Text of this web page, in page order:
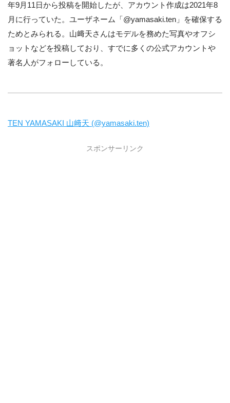
年9月11日から投稿を開始したが、アカウント作成は2021年8
月に行っていた。ユーザネーム「@yamasaki.ten」を確保する
ためとみられる。山﨑天さんはモデルを務めた写真やオフシ
ョットなどを投稿しており、すでに多くの公式アカウントや
著名人がフォローしている。
TEN YAMASAKI 山﨑天 (@yamasaki.ten)
スポンサーリンク